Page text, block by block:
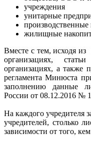
учреждения
унитарные
производственные
жилищные
Вместе с тем, исходя из
организациях,
организациях, а также
регламента Минюста
заполнению данные
России от 08.12.2016 №
На каждого учредителя
учредителей, столько
зависимости от того,